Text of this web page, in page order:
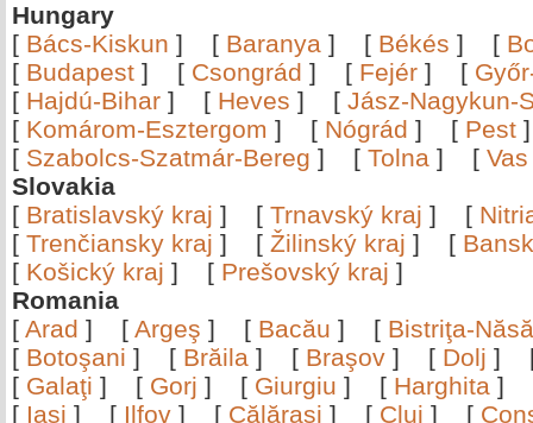
Hungary
[ Bács-Kiskun ] [ Baranya ] [ Békés ] [
[ Budapest ] [ Csongrád ] [ Fejér ] [
[ Hajdú-Bihar ] [ Heves ] [ Jász-Nagykun-
[ Komárom-Esztergom ] [ Nógrád ] [ Pest
[ Szabolcs-Szatmár-Bereg ] [ Tolna ] [ Vas
Slovakia
[ Bratislavský kraj ] [ Trnavský kraj ] [
[ Trenčiansky kraj ] [ Žilinský kraj ] [
[ Košický kraj ] [ Prešovský kraj ]
Romania
[ Arad ] [ Argeş ] [ Bacău ] [ Bistriţa-
[ Botoşani ] [ Brăila ] [ Braşov ] [ Dolj ]
[ Galaţi ] [ Gorj ] [ Giurgiu ] [ Harghita ]
[ Iaşi ] [ Ilfov ] [ Călăraşi ] [ Cluj ] [